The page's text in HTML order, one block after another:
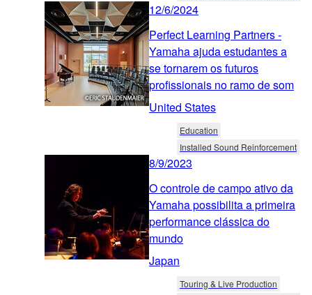
12/6/2024
Perfect Learning Partners -
Yamaha ajuda estudantes a
se tornarem os futuros
profissionais no ramo de som
United States
Education
Installed Sound Reinforcement
8/9/2023
O controle de campo ativo da
Yamaha possibilita a primeira
performance clássica do
mundo
Japan
Touring & Live Production